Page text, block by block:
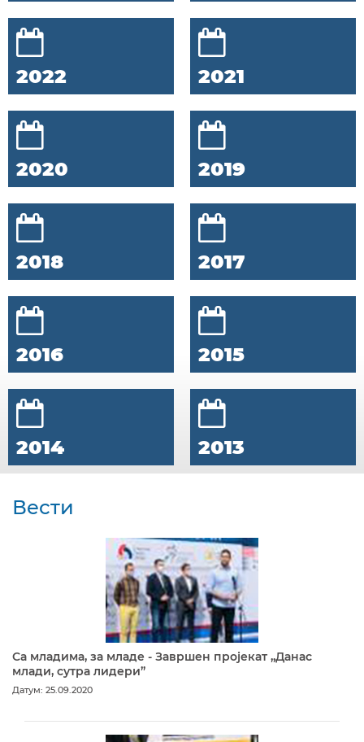
2022 2021
2020 2019
2018 2017
2016 2015
2014 2013
Вести
Са младима, за младе - Завршен пројекат „Данас
млади, сутра лидери”
Датум: 25.09.2020